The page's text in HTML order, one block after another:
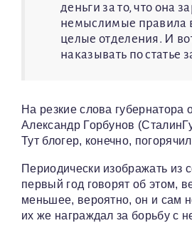
деньги за то, что она
немыслимые правила
целые отделения. И
наказывать по статье
На резкие слова
Александр Горбунов
Тут блогер, конечно,
Периодически изображать из
первый год говорят об этом,
меньшее, вероятно, он и сам
их же награждал за борьбу с